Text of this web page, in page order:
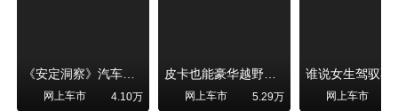
《安定洞察》汽车烧不烧油，和石油安全无关！
网上车市 4.10万
皮卡也能豪华越野！纵横F700上市，限时卖29.99万起
网上车市 5.29万 网上车市